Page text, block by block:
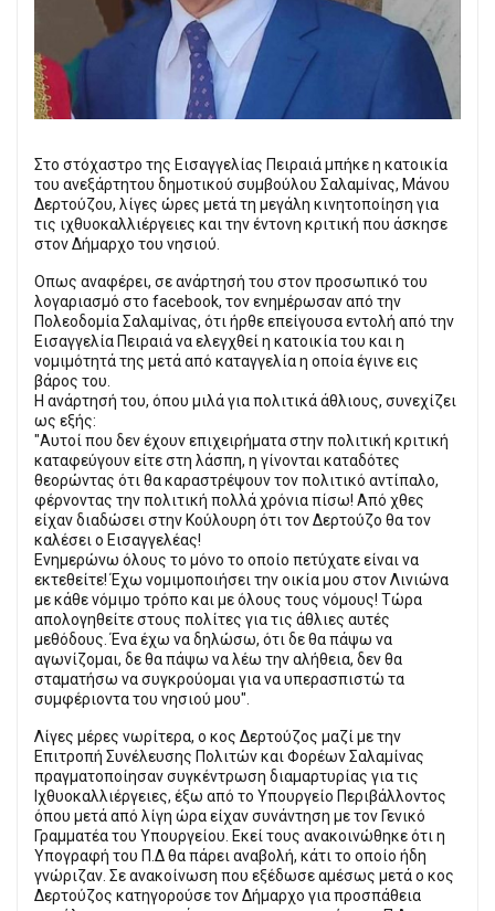
Στο στόχαστρο της Εισαγγελίας Πειραιά μπήκε η κατοικία
του ανεξάρτητου δημοτικού συμβούλου Σαλαμίνας, Μάνου
Δερτούζου, λίγες ώρες μετά τη μεγάλη κινητοποίηση για
τις ιχθυοκαλλιέργειες και την έντονη κριτική που άσκησε
στον Δήμαρχο του νησιού.
Οπως αναφέρει, σε ανάρτησή του στον προσωπικό του
λογαριασμό στο facebook, τον ενημέρωσαν από την
Πολεοδομία Σαλαμίνας, ότι ήρθε επείγουσα εντολή από την
Εισαγγελία Πειραιά να ελεγχθεί η κατοικία του και η
νομιμότητά της μετά από καταγγελία η οποία έγινε εις
βάρος του.
Η ανάρτησή του, όπου μιλά για πολιτικά άθλιους, συνεχίζει
ως εξής:
"Αυτοί που δεν έχουν επιχειρήματα στην πολιτική κριτική
καταφεύγουν είτε στη λάσπη, η γίνονται καταδότες
θεορώντας ότι θα καραστρέψουν τον πολιτικό αντίπαλο,
φέρνοντας την πολιτική πολλά χρόνια πίσω! Από χθες
είχαν διαδώσει στην Κούλουρη ότι τον Δερτούζο θα τον
καλέσει ο Εισαγγελέας!
Ενημερώνω όλους το μόνο το οποίο πετύχατε είναι να
εκτεθείτε! Έχω νομιμοποιήσει την οικία μου στον Λινιώνα
με κάθε νόμιμο τρόπο και με όλους τους νόμους! Τώρα
απολογηθείτε στους πολίτες για τις άθλιες αυτές
μεθόδους. Ένα έχω να δηλώσω, ότι δε θα πάψω να
αγωνίζομαι, δε θα πάψω να λέω την αλήθεια, δεν θα
σταματήσω να συγκρούομαι για να υπερασπιστώ τα
συμφέριοντα του νησιού μου".
Λίγες μέρες νωρίτερα, ο κος Δερτούζος μαζί με την
Επιτροπή Συνέλευσης Πολιτών και Φορέων Σαλαμίνας
πραγματοποίησαν συγκέντρωση διαμαρτυρίας για τις
Ιχθυοκαλλιέργειες, έξω από το Υπουργείο Περιβάλλοντος
όπου μετά από λίγη ώρα είχαν συνάντηση με τον Γενικό
Γραμματέα του Υπουργείου. Εκεί τους ανακοινώθηκε ότι η
Υπογραφή του Π.Δ θα πάρει αναβολή, κάτι το οποίο ήδη
γνώριζαν. Σε ανακοίνωση που εξέδωσε αμέσως μετά ο κος
Δερτούζος κατηγορούσε τον Δήμαρχο για προσπάθεια